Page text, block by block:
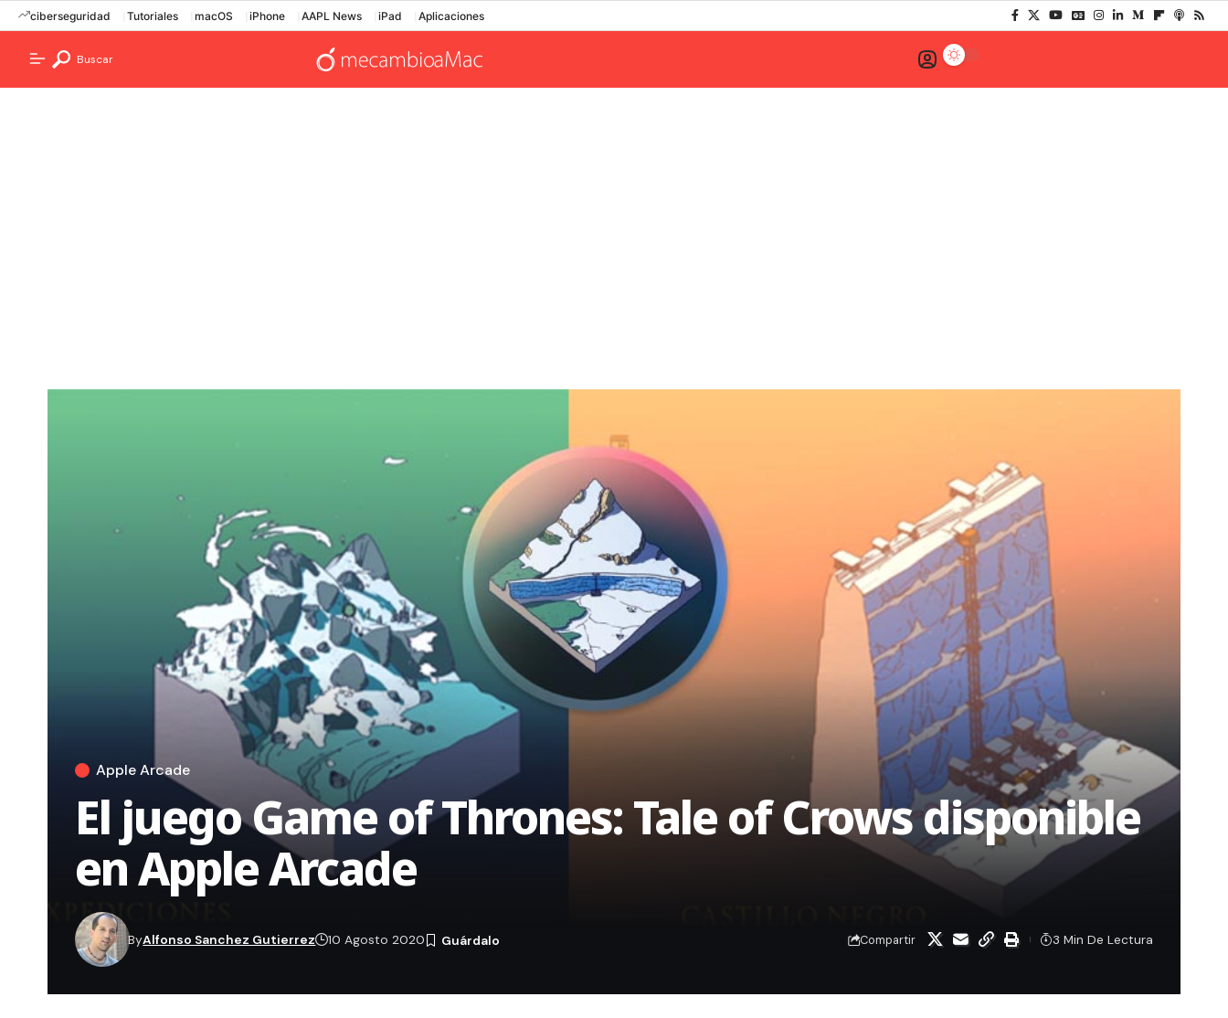
ciberseguridad Tutoriales macOS iPhone AAPL News iPad Aplicaciones
Buscar
Apple Arcade
El juego Game of Thrones: Tale of Crows disponible
en Apple Arcade
ByAlfonso Sanchez Gutierrez 10 Agosto 2020 Compartir 3 Min De Lectura